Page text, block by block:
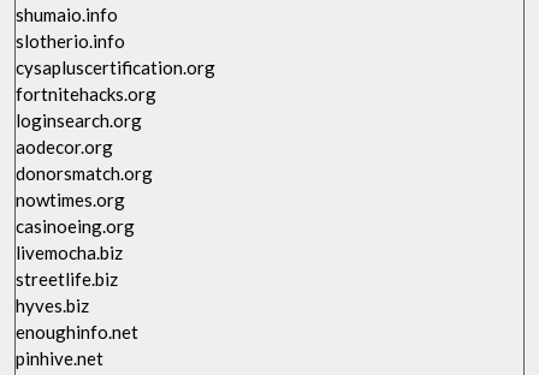
shumaio.info
slotherio.info
cysapluscertification.org
fortnitehacks.org
loginsearch.org
aodecor.org
donorsmatch.org
nowtimes.org
casinoeing.org
livemocha.biz
streetlife.biz
hyves.biz
enoughinfo.net
pinhive.net